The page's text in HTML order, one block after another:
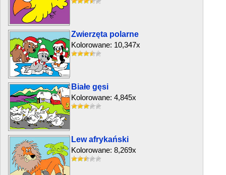
Zwierzęta polarne
Kolorowane: 10,347x
Białe gęsi
Kolorowane: 4,845x
Lew afrykański
Kolorowane: 8,269x